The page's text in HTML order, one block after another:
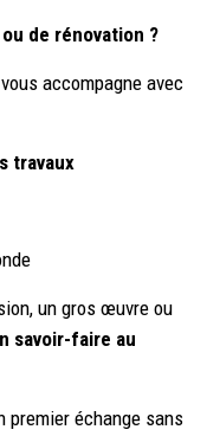
de rénovation ?
accompagne avec
travaux
un gros œuvre ou
savoir-faire au
premier échange sans